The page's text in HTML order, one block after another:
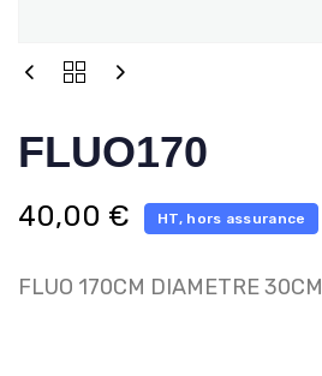
FLUO170
40,00 € HT, hors assurance
FLUO 170CM DIAMETRE 30CM